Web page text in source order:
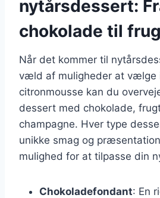
nytårsdessert:
chokolade til
Når det kommer til
væld af muligheder at vælge
citronmousse kan du
dessert med chokolade,
champagne. Hver type
unikke smag og
mulighed for at tilpasse din
Chokoladefondant: En